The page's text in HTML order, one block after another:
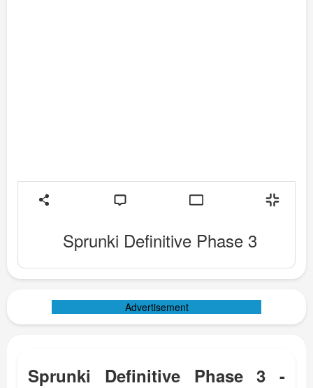
Sprunki Definitive Phase 3
Advertisement
Sprunki Definitive Phase 3 -